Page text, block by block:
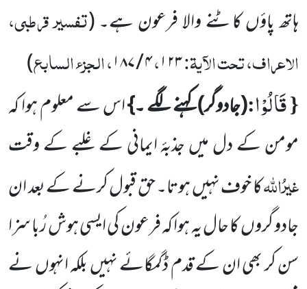
ہاتھ پاؤں کاٹنے والا فرعون ہے۔(تفسیر قرطبی،
الاعراف، تحت الآیۃ:۱۲۳،۴/۱۸۷، الجزء السابع)
{قَالُوْا:(جادوگر)کہنے لگے ۔}اس سے معلوم ہوا کہ
مومن کے دل میں جذبۂ ایمانی کے غلبے کے وقت
غیرُاللہکا خوفنہیں ہوتا۔ حق قبول کرنے کے بعد ان
جادو گروں کا حال یہ ہوا کہ فرعون کی ایسی ہوش رُبا سزا
سن کر بھی ان کے قدم ڈگمگائے نہیں بلکہ انہوں نے